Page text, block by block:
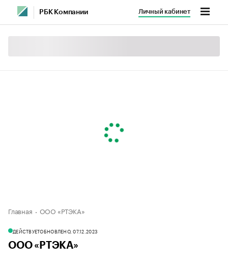
РБК Компании Личный кабинет
Главная ООО «РТЭКА»
ДЕЙСТВУЕТОБНОВЛЕНО, 07.12.2023
ООО «РТЭКА»